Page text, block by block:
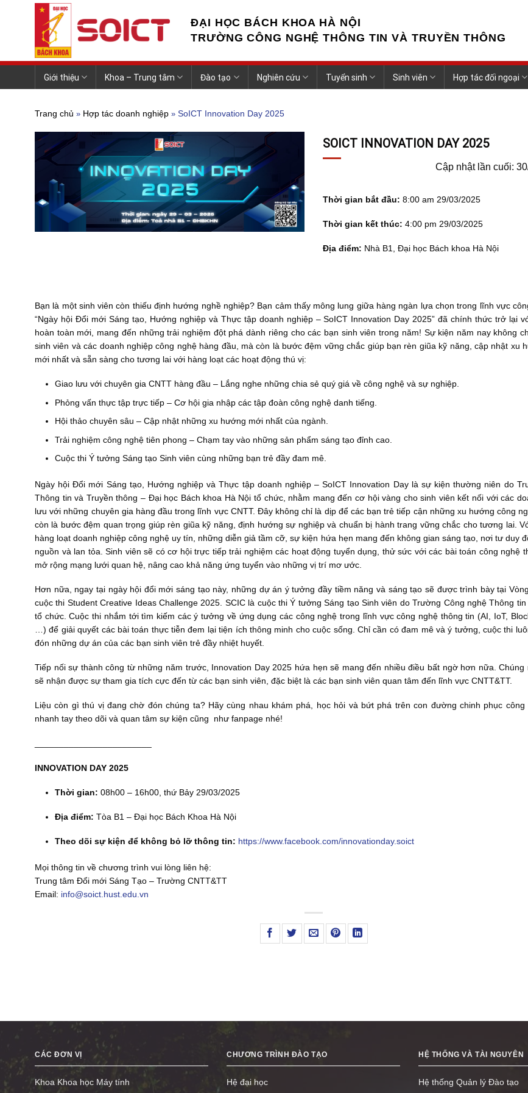
ĐẠI HỌC BÁCH KHOA HÀ NỘI
TRƯỜNG CÔNG NGHỆ THÔNG TIN VÀ TRUYỀN THÔNG
Giới thiệu Khoa – Trung tâm Đào tạo Nghiên cứu Tuyển sinh Sinh viên Hợp tác đối ngoại
Trang chủ » Hợp tác doanh nghiệp » SoICT Innovation Day 2025
SOICT INNOVATION DAY 2025
Cập nhật lần cuối:
Thời gian bắt đầu: 8:00 am 29/03/2025
Thời gian kết thúc: 4:00 pm 29/03/2025
Địa điểm: Nhà B1, Đại học Bách khoa Hà Nội
Bạn là một sinh viên còn thiếu định hướng nghề nghiệp? Bạn cảm thấy mông lung giữa hàng ngàn lựa chọn trong lĩnh vực
“Ngày hội Đổi mới Sáng tạo, Hướng nghiệp và Thực tập doanh nghiệp – SoICT Innovation Day 2025” đã chính thức trở lại
hoàn toàn mới, mang đến những trải nghiệm đột phá dành riêng cho các bạn sinh viên trong năm! Sự kiện năm nay không
sinh viên và các doanh nghiệp công nghệ hàng đầu, mà còn là bước đệm vững chắc giúp bạn rèn giũa kỹ năng, cập nhật xu
mới nhất và sẵn sàng cho tương lai với hàng loạt các hoạt động thú vị:
Giao lưu với chuyên gia CNTT hàng đầu – Lắng nghe những chia sẻ quý giá về công nghệ và sự nghiệp.
Phỏng vấn thực tập trực tiếp – Cơ hội gia nhập các tập đoàn công nghệ danh tiếng.
Hội thảo chuyên sâu – Cập nhật những xu hướng mới nhất của ngành.
Trải nghiệm công nghệ tiên phong – Chạm tay vào những sản phẩm sáng tạo đỉnh cao.
Cuộc thi Ý tưởng Sáng tạo Sinh viên cùng những bạn trẻ đầy đam mê.
Ngày hội Đổi mới Sáng tạo, Hướng nghiệp và Thực tập doanh nghiệp – SoICT Innovation Day là sự kiện thường niên do
Thông tin và Truyền thông – Đại học Bách khoa Hà Nội tổ chức, nhằm mang đến cơ hội vàng cho sinh viên kết nối với các
lưu với những chuyên gia hàng đầu trong lĩnh vực CNTT. Đây không chỉ là dịp để các bạn trẻ tiếp cận những xu hướng công
còn là bước đệm quan trọng giúp rèn giũa kỹ năng, định hướng sự nghiệp và chuẩn bị hành trang vững chắc cho tương lai.
hàng loạt doanh nghiệp công nghệ uy tín, những diễn giả tầm cỡ, sự kiện hứa hẹn mang đến không gian sáng tạo, nơi tư duy
nguồn và lan tỏa. Sinh viên sẽ có cơ hội trực tiếp trải nghiệm các hoạt động tuyển dụng, thử sức với các bài toán công nghệ
mở rộng mạng lưới quan hệ, nâng cao khả năng ứng tuyển vào những vị trí mơ ước.
Hơn nữa, ngay tại ngày hội đổi mới sáng tạo này, những dự án ý tưởng đầy tiềm năng và sáng tạo sẽ được trình bày tại
cuộc thi Student Creative Ideas Challenge 2025. SCIC là cuộc thi Ý tưởng Sáng tạo Sinh viên do Trường Công nghệ Thông
tổ chức. Cuộc thi nhắm tới tìm kiếm các ý tưởng về ứng dụng các công nghệ trong lĩnh vực công nghệ thông tin (AI, IoT,
…) để giải quyết các bài toán thực tiễn đem lại tiện ích thông minh cho cuộc sống. Chỉ cần có đam mê và ý tưởng, cuộc thi
đón những dự án của các bạn sinh viên trẻ đầy nhiệt huyết.
Tiếp nối sự thành công từ những năm trước, Innovation Day 2025 hứa hẹn sẽ mang đến nhiều điều bất ngờ hơn nữa. Chúng
sẽ nhận được sự tham gia tích cực đến từ các bạn sinh viên, đặc biệt là các bạn sinh viên quan tâm đến lĩnh vực CNTT&TT.
Liệu còn gì thú vị đang chờ đón chúng ta? Hãy cùng nhau khám phá, học hỏi và bứt phá trên con đường chinh phục công
nhanh tay theo dõi và quan tâm sự kiện cũng như fanpage nhé!
INNOVATION DAY 2025
Thời gian: 08h00 – 16h00, thứ Bảy 29/03/2025
Địa điểm: Tòa B1 – Đại học Bách Khoa Hà Nội
Theo dõi sự kiện để không bỏ lỡ thông tin: https://www.facebook.com/innovationday.soict
Mọi thông tin về chương trình vui lòng liên hệ:
Trung tâm Đổi mới Sáng Tạo – Trường CNTT&TT
Email: info@soict.hust.edu.vn
CÁC ĐƠN VỊ
Khoa Khoa học Máy tính
CHƯƠNG TRÌNH ĐÀO TẠO
Hệ đại học
HỆ THỐNG VÀ TÀI NGUYÊN
Hệ thống Quản lý Đào tạo